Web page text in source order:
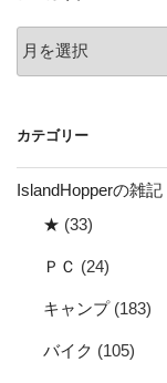
ン
ー
ブ
カテゴリー
IslandHopperの雑記
★ (33)
ＰＣ (24)
キャンプ(183)
バイク (105)